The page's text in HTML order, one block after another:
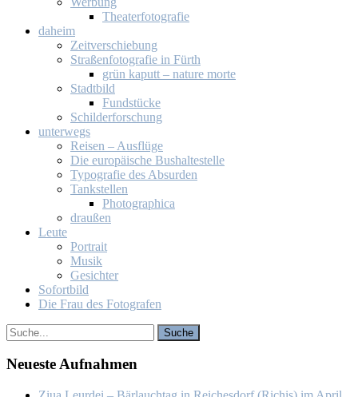
Thea­ter­fo­to­gra­fie
da­heim
Zeit­ver­schie­bung
Stra­ßen­fo­to­gra­fie in Fürth
grün ka­putt – na­tu­re mor­te
Stadt­bild
Fund­stü­cke
Schil­der­for­schung
un­ter­wegs
Rei­sen – Aus­flü­ge
Die eu­ro­päi­sche Bus­hal­te­stel­le
Ty­po­gra­fie des Ab­sur­den
Tank­stel­len
Pho­to­gra­phi­ca
drau­ßen
Leu­te
Por­trait
Mu­sik
Ge­sich­ter
So­fort­bild
Die Frau des Fo­to­gra­fen
Neu­es­te Auf­nah­men